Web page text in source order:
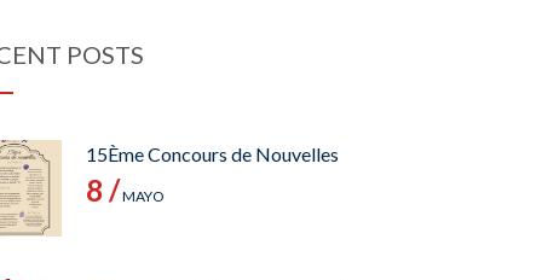
POSTS
15Ème Concours de Nouvelles
8 /MAYO